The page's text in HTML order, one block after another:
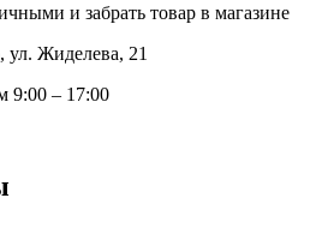
и забрать товар в магазине
ул. Жиделева, 21
9:00 – 17:00